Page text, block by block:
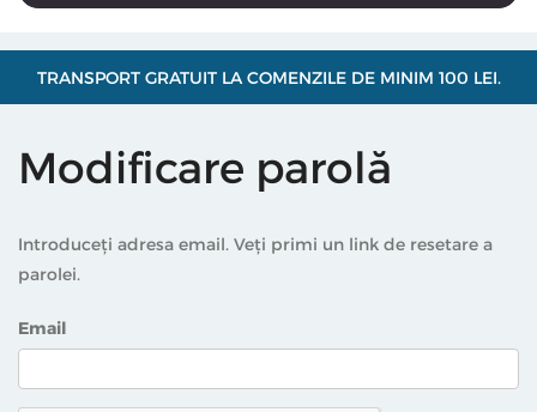
TRANSPORT GRATUIT LA COMENZILE DE MINIM 100 LEI.
Modificare parolă
Introduceți adresa email. Veți primi un link de resetare a
parolei.
Email